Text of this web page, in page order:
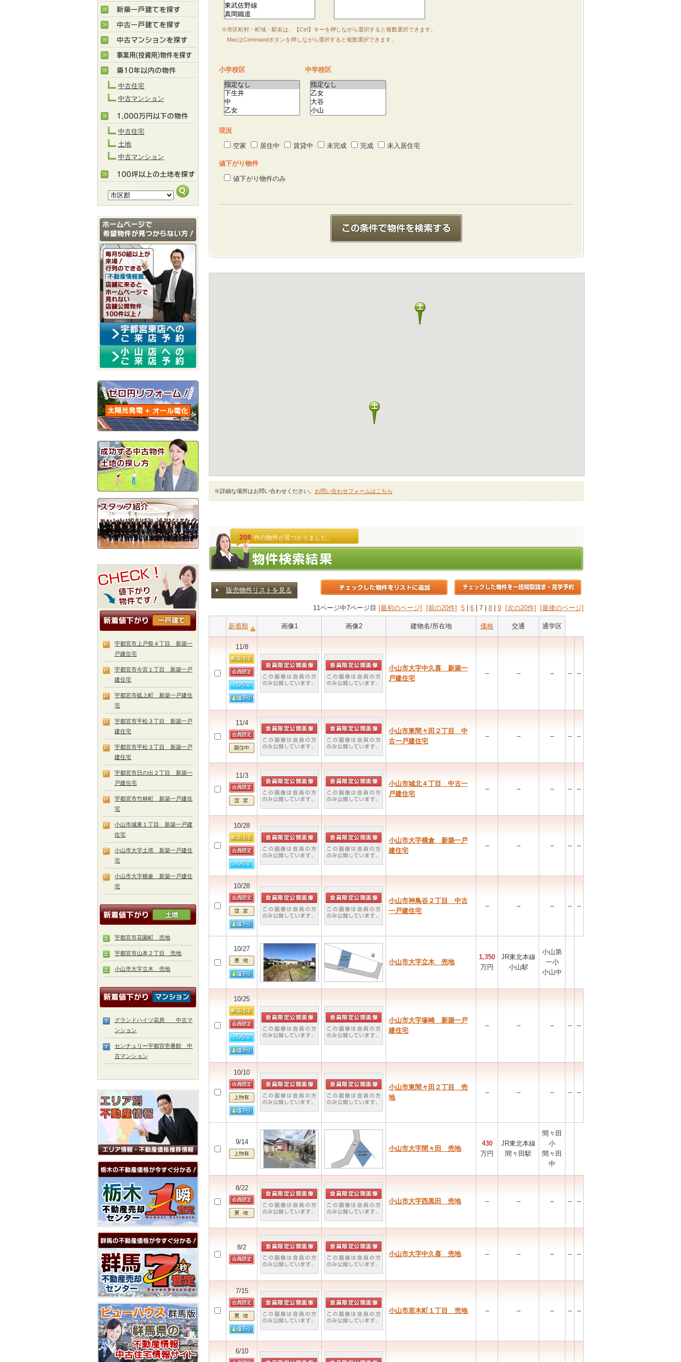
※市区町村・町域・駅名は、【Ctrl】キーを押しながら選択すると複数選択できます。
MacはCommandボタンを押しながら選択すると複数選択できます。
小学校区 中学校区
現況
空家
居住中 賃貸中 未完成 完成 未入居住宅
値下がり物件
値下がり物件のみ
※詳細な場所はお問い合わせください。 お問い合わせフォームはこちら
208 件の物件が見つかりました。
販売物件リストを見る
11ページ中7ページ目 [最初のページ] [前の20件] 5 6 7 8 9 [次の20件] [最後のページ]
新着順 画像1 画像2 建物名/所在地 価格 交通 通学区
11/8
小山市大字中久喜 新築一
戸建住宅
– – – – –
11/4
小山市東間々田２丁目 中
古一戸建住宅
– – – – –
11/3
小山市城北４丁目 中古一
戸建住宅
– – – – –
10/28
小山市大字横倉 新築一戸
建住宅
– – – – –
10/28
小山市神鳥谷２丁目 中古
一戸建住宅
– – – – –
10/27
小山市大字立木 売地
1,350
万円
JR東北本線
小山駅
小山第
一小
小山中
10/25
小山市大字塚崎 新築一戸
建住宅
– – – – –
10/10
小山市東間々田２丁目 売
地
– – – – –
9/14
小山市大字間々田 売地
430
万円
JR東北本線
間々田駅
間々田
小
間々田
中
8/22
小山市大字西黒田 売地
– – – – –
8/2
小山市大字中久喜 売地
– – – – –
7/15
小山市若木町１丁目 売地 – – – – –
6/10
中古住宅
中古マンション
中古住宅
土地
中古マンション
宇都宮市上戸祭４丁目 新築一
戸建住宅
宇都宮市今宮１丁目 新築一戸
建住宅
宇都宮市砥上町 新築一戸建住
宅
宇都宮市平松３丁目 新築一戸
建住宅
宇都宮市平松３丁目 新築一戸
建住宅
宇都宮市日の出２丁目 新築一
戸建住宅
宇都宮市竹林町 新築一戸建住
宅
小山市城東１丁目 新築一戸建
住宅
小山市大字土塔 新築一戸建住
宅
小山市大字横倉 新築一戸建住
宅
宇都宮市花園町 売地
宇都宮市山本２丁目 売地
小山市大字立木 売地
グランドハイツ花房 中古マ
ンション
センチュリー宇都宮壱番館 中
古マンション